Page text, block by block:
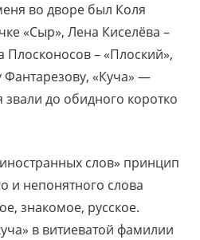
во дворе был Коля
«Сыр», Лена Киселёва –
Плосконосов – «Плоский»,
«Куча» —
до обидного коротко
слов» принцип
и непонятного слова
знакомое, русское.
в витиеватой фамилии